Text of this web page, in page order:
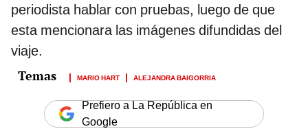
periodista hablar con pruebas, luego de que
esta mencionara las imágenes difundidas del
viaje.
MARIO HART ALEJANDRA BAIGORRIA
Prefiero a La República en
Google